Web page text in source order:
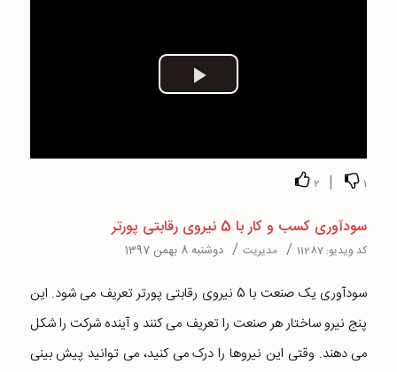
Play
1
|
2
سودآوری کسب و کار با 5 نیروی رقابتی پورتر
کد ویدیو: 11287
/ مدیریت/ دوشنبه 8 بهمن 1397
سودآوری یک صنعت با 5 نیروی رقابتی پورتر تعریف می شود. این
پنج نیرو ساختار هر صنعت را تعریف می کنند و آینده شرکت را شکل
می دهند. وقتی این نیروها را درک می کنید، می توانید پیش بینی